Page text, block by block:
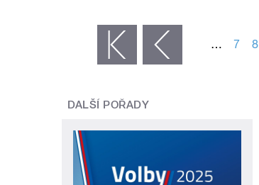
‹ předchozí … 7 8
DALŠÍ POŘADY